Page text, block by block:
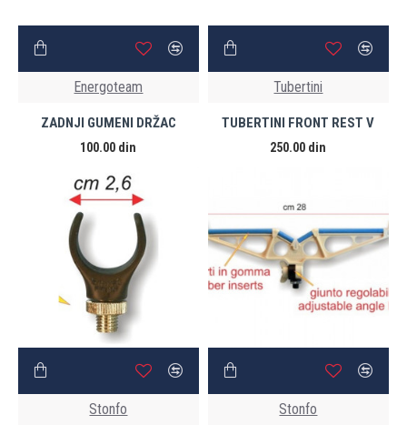
Energoteam
ZADNJI GUMENI DRŽAC
100.00 din
Tubertini
TUBERTINI FRONT REST V
250.00 din
Stonfo Stonfo